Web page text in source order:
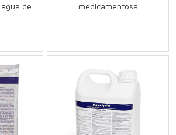
de
medicamentosa